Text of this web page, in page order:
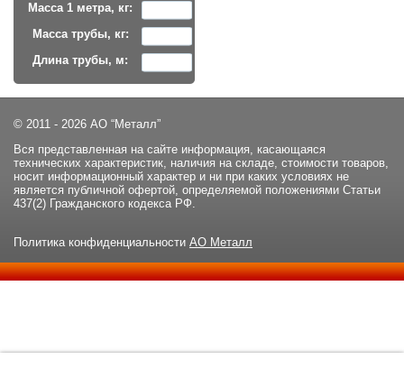
Масса 1 метра, кг:
Масса трубы, кг:
Длина трубы, м:
© 2011 - 2026 АО “Металл”
Вся представленная на сайте информация, касающаяся
технических характеристик, наличия на складе, стоимости товаров,
носит информационный характер и ни при каких условиях не
является публичной офертой, определяемой положениями Статьи
437(2) Гражданского кодекса РФ.
Политика конфиденциальности АО Металл